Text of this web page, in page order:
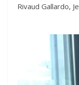
Rivaud Gallardo,